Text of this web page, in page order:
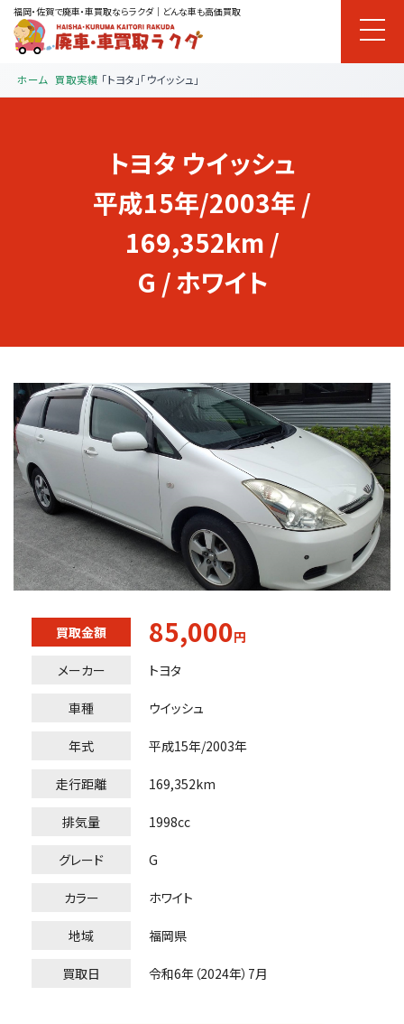
福岡・佐賀で廃車・車買取ならラクダ｜どんな車も高価買取
ホーム 買取実績 「トヨタ」「ウイッシュ」
トヨタ ウイッシュ
平成15年/2003年 /
169,352km /
G / ホワイト
買取金額 85,000円
メーカー
トヨタ
車種 ウイッシュ
年式 平成15年/2003年
走行距離 169,352km
排気量 1998cc
グレード G
カラー ホワイト
地域 福岡県
買取日 令和6年（2024年）7月